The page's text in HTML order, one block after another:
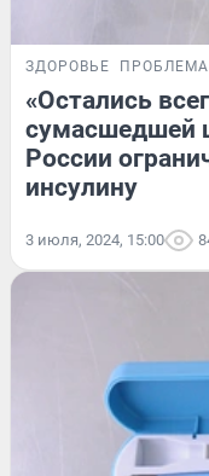
ЗДОРОВЬЕ ПРОБЛЕМА
«Остались
сумасшедшей
России
инсулину
3 июля, 2024, 15:00